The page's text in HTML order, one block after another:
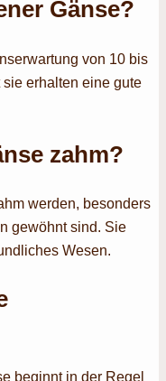
Gänse?
von 10 bis
erhalten eine gute
zahm?
werden, besonders
gewöhnt sind. Sie
Wesen.
beginnt in der Regel